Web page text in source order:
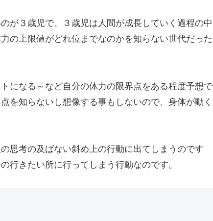
が３歳児で、３歳児は人間が成長していく過程の中
の上限値がどれ位までなのかを知らない世代だった
になる～など自分の体力の限界点をある程度予想で
を知らないし想像する事もしないので、身体が動く
思考の及ばない斜め上の行動に出てしまうのです
行きたい所に行ってしまう行動なのです。